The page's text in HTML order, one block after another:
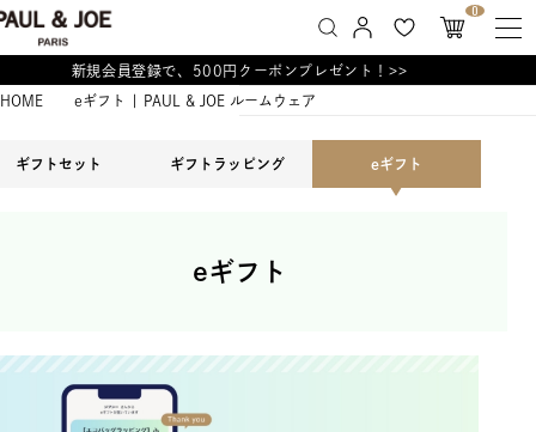
0
新規会員登録で、500円クーポンプレゼント！>>
HOME eギフト | PAUL & JOE ルームウェア
ギフトセット ギフトラッピング eギフト
eギフト